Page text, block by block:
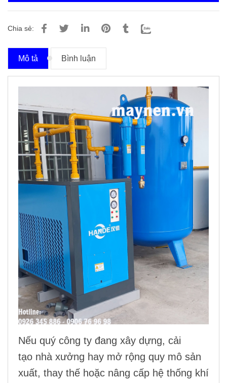
Chia sẻ:
Mô tả Bình luận
Nếu quý công ty đang xây dựng, cải
tạo nhà xưởng hay mở rộng quy mô sản
xuất, thay thế hoặc nâng cấp hệ thống khí